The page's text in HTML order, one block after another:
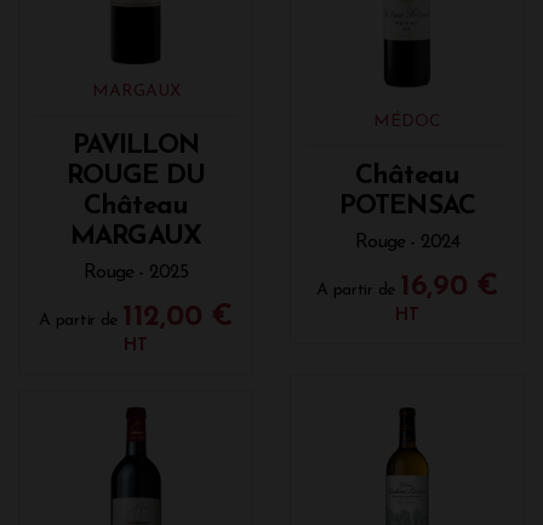
MARGAUX
PAVILLON
ROUGE DU
Château
MARGAUX
Rouge - 2025
A partir de 112,00 €
HT
MÉDOC
Château
POTENSAC
Rouge - 2024
A partir de 16,90 €
HT